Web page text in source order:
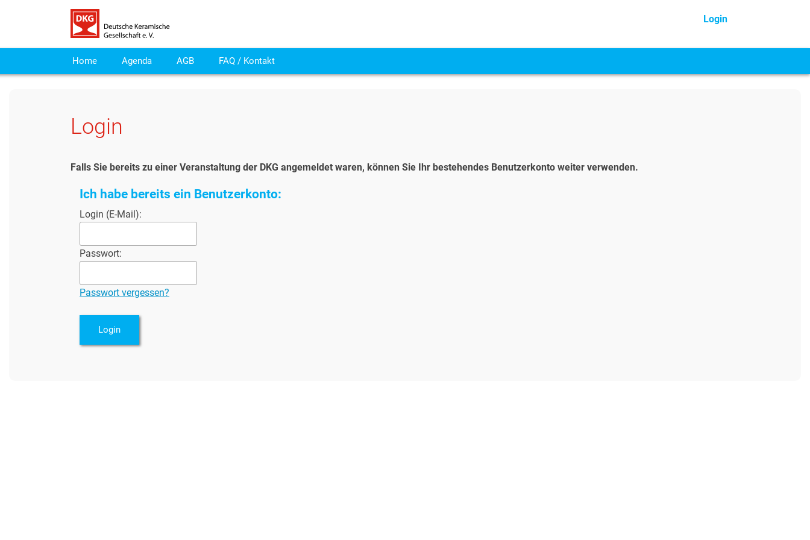
Login
Home Agenda AGB FAQ / Kontakt
Login
Falls Sie bereits zu einer Veranstaltung der DKG angemeldet waren, können Sie Ihr bestehendes Benutzerkonto weiter verwenden.
Ich habe bereits ein Benutzerkonto:
Login (E-Mail):
Passwort:
Passwort vergessen?
Login